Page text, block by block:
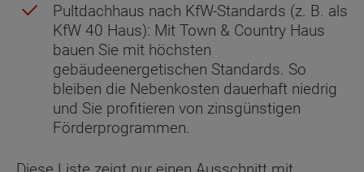
Pultdachhaus nach KfW-Standards (z. B. als
KfW 40 Haus): Mit Town & Country Haus
bauen Sie mit höchsten
gebäudeenergetischen Standards. So
bleiben die Nebenkosten dauerhaft niedrig
und Sie profitieren von zinsgünstigen
Förderprogrammen.